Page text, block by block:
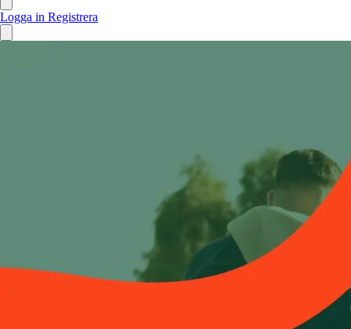
Logga in Registrera